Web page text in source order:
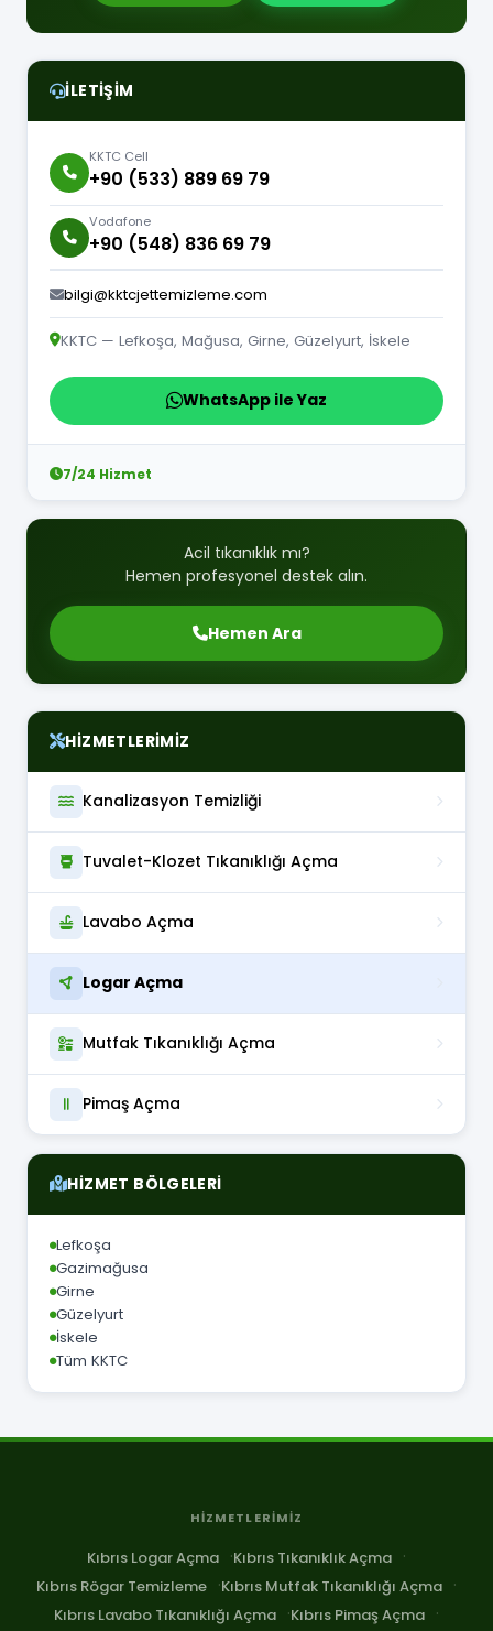
İLETIŞIM
KKTC Cell
+90 (533) 889 69 79
Vodafone
+90 (548) 836 69 79
bilgi@kktcjettemizleme.com
KKTC — Lefkoşa, Mağusa, Girne, Güzelyurt, İskele
WhatsApp ile Yaz
7/24 Hizmet
Acil tıkanıklık mı?
Hemen profesyonel destek alın.
Hemen Ara
HIZMETLERIMIZ
Kanalizasyon Temizliği
Tuvalet-Klozet Tıkanıklığı Açma
Lavabo Açma
Logar Açma
Mutfak Tıkanıklığı Açma
Pimaş Açma
HIZMET BÖLGELERI
Lefkoşa
Gazimağusa
Girne
Güzelyurt
İskele
Tüm KKTC
HIZMETLERIMIZ
Kıbrıs Logar Açma
Kıbrıs Tıkanıklık Açma
Kıbrıs Rögar Temizleme
Kıbrıs Mutfak Tıkanıklığı Açma
Kıbrıs Lavabo Tıkanıklığı Açma
Kıbrıs Pimaş Açma